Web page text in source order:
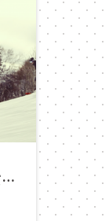
segway
動画
ルゴロ
スキー場
ップ
映像 富良野の雪で遊ぼう！